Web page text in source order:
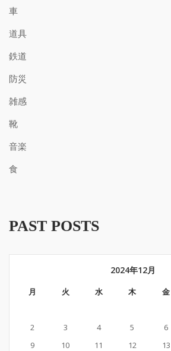
車
道具
鉄道
防災
雑感
靴
音楽
食
PAST POSTS
2024年12月
月 火 水 木 金
2
3 4 5 6
9
10 11 12 13